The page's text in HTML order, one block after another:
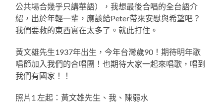
公共場合幾乎只講華語），我想最後合唱的全台語介
紹，出於年輕一輩，應該給Peter帶來安慰與希望吧？
我們要救的東西實在太多了。就此打住。
黃文雄先生1937年出生，今年台灣歲90！期待明年歌
唱節加入我們的合唱團！也期待大家一起來唱歌，唱到
我們有國家！！
照片1 左起：黃文雄先生、我、陳弱水